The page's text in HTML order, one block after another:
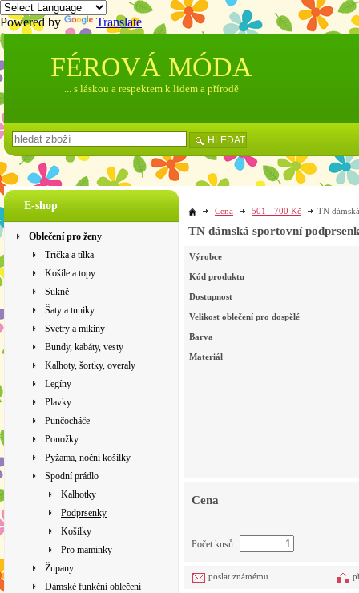
Powered by Translate
E-shop
Oblečení pro ženy
Trička a tílka
Košile a topy
Sukně
Šaty a tuniky
Svetry a mikiny
Bundy, kabáty, vesty
Kalhoty, šortky, overaly
Legíny
Plavky
Punčocháče
Ponožky
Pyžama, noční košilky
Spodní prádlo
Kalhotky
Podprsenky
Košilky
Pro maminky
Župany
Dámské funkční oblečení
Cena 501 - 700 Kč TN
TN dámská sportovní
Výrobce
Kód produktu
Dostupnost
Velikost oblečení pro dospělé
Barva
Materiál
Cena
Počet kusů
poslat známému
FÉROVÁ MÓDA
... s láskou a respektem k lidem a přírodě
HLEDAT